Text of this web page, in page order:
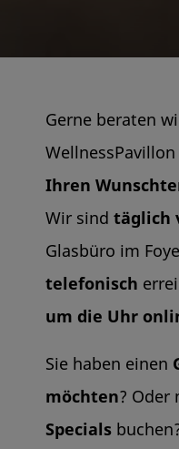
Gerne beraten
Ihren
Wir sind täglich
Glasbüro im
telefonisch
um die Uhr
Sie haben einen
möchten? Oder
Specials